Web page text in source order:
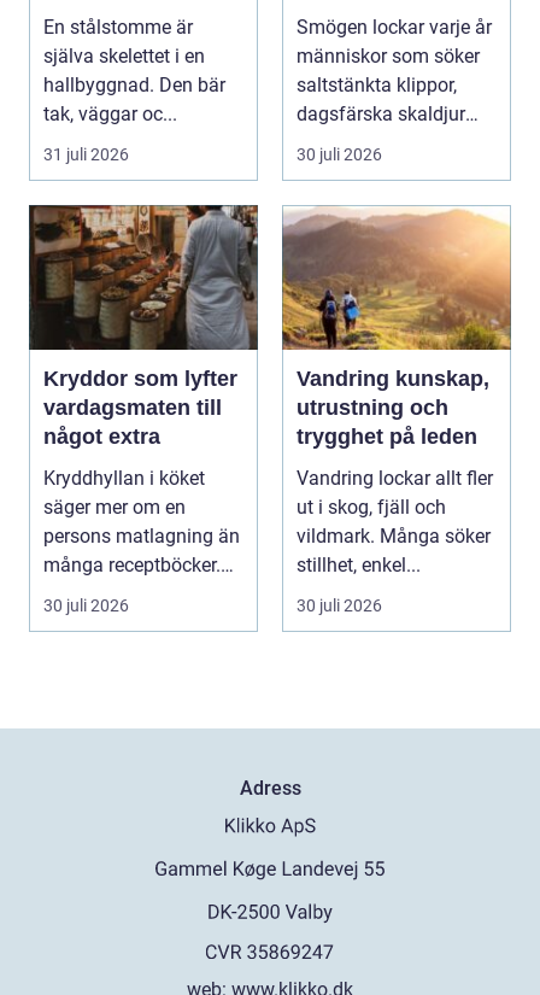
hallbyggnader
En stålstomme är
själva skelettet i en
hallbyggnad. Den bär
tak, väggar oc...
31 juli 2026
personligt urval
Smögen lockar varje år
människor som söker
saltstänkta klippor,
dagsfärska skaldjur
och genuina smak...
30 juli 2026
Kryddor som lyfter
vardagsmaten till
något extra
Kryddhyllan i köket
säger mer om en
persons matlagning än
många receptböcker.
Med några nypor rätt
30 juli 2026
Vandring kunskap,
utrustning och
trygghet på leden
Vandring lockar allt fler
ut i skog, fjäll och
vildmark. Många söker
stillhet, enkel...
30 juli 2026
Adress
web: www.klikko.dk